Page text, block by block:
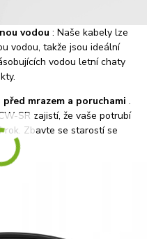
vodou : Naše kabely lze
vodou, takže jsou ideální
vodou letní chaty
mrazem a poruchami .
SR zajistí, že vaše potrubí
rok. Zbavte se starostí se